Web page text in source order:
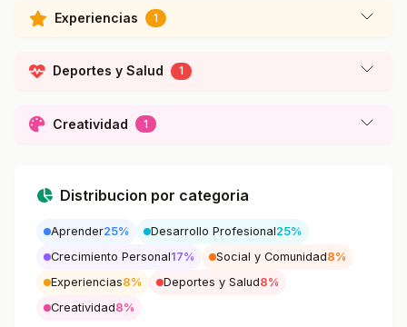
Experiencias 1
Deportes y Salud 1
Creatividad 1
Distribucion por categoria
Aprender25% Desarrollo Profesional25%
Crecimiento Personal17% Social y Comunidad8%
Experiencias8% Deportes y Salud8%
Creatividad8%